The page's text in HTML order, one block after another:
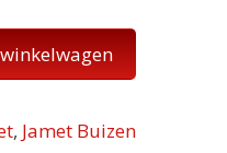
, Jamet Buizen